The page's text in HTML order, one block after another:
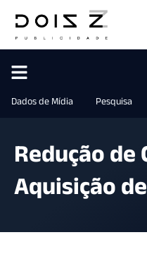
Dados de Mídia Pesquisa
Redução de
Aquisição